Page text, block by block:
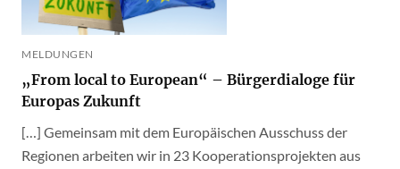
MELDUNGEN
„From local to European“ – Bürgerdialoge für
Europas Zukunft
[…] Gemeinsam mit dem Europäischen Ausschuss der
Regionen arbeiten wir in 23 Kooperationsprojekten aus